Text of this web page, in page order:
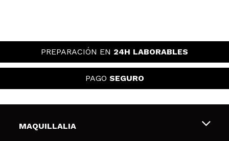
PREPARACIÓN EN 24H LABORABLES
PAGO SEGURO
MAQUILLALIA